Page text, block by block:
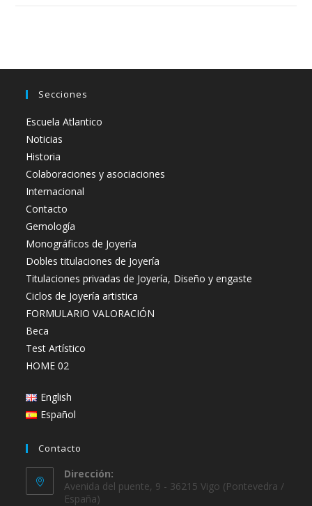
Secciones
Escuela Atlantico
Noticias
Historia
Colaboraciones y asociaciones
Internacional
Contacto
Gemología
Monográficos de Joyería
Dobles titulaciones de Joyería
Titulaciones privadas de Joyería, Diseño y engaste
Ciclos de Joyería artistica
FORMULARIO VALORACIÓN
Beca
Test Artístico
HOME 02
English
Español
Contacto
Dirección:
Avenida del puente, 9 - 36215 Vigo (Pontevedra /
España)